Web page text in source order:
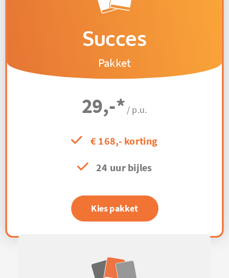
Succes
Pakket
29,-* / p.u.
€ 168,- korting
24 uur bijles
Kies pakket